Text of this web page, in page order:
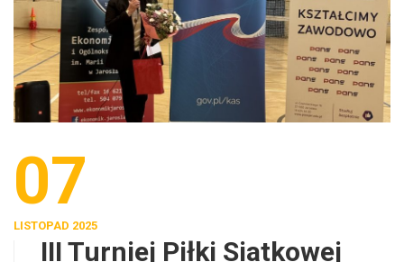
07
LISTOPAD 2025
III Turniej Piłki Siatkowej